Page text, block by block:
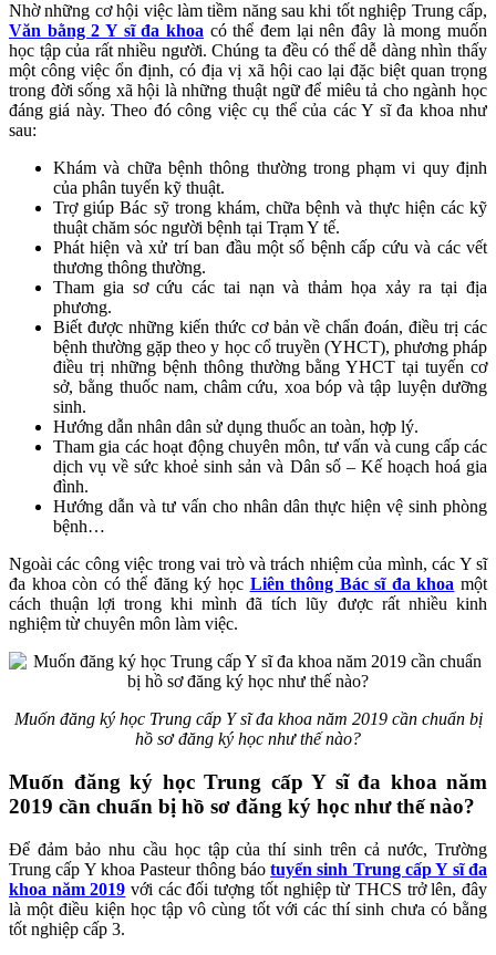
Nhờ những cơ hội việc làm tiềm năng sau khi tốt nghiệp Trung cấp,
Văn bằng 2 Y sĩ đa khoa có thể đem lại nên đây là mong muốn
học tập của rất nhiều người. Chúng ta đều có thể dễ dàng nhìn thấy
một công việc ổn định, có địa vị xã hội cao lại đặc biệt quan trọng
trong đời sống xã hội là những thuật ngữ để miêu tả cho ngành học
đáng giá này. Theo đó công việc cụ thể của các Y sĩ đa khoa như
sau:
Khám và chữa bệnh thông thường trong phạm vi quy định
của phân tuyến kỹ thuật.
Trợ giúp Bác sỹ trong khám, chữa bệnh và thực hiện các kỹ
thuật chăm sóc người bệnh tại Trạm Y tế.
Phát hiện và xử trí ban đầu một số bệnh cấp cứu và các vết
thương thông thường.
Tham gia sơ cứu các tai nạn và thảm họa xảy ra tại địa
phương.
Biết được những kiến thức cơ bản về chẩn đoán, điều trị các
bệnh thường gặp theo y học cổ truyền (YHCT), phương pháp
điều trị những bệnh thông thường bằng YHCT tại tuyến cơ
sở, bằng thuốc nam, châm cứu, xoa bóp và tập luyện dưỡng
sinh.
Hướng dẫn nhân dân sử dụng thuốc an toàn, hợp lý.
Tham gia các hoạt động chuyên môn, tư vấn và cung cấp các
dịch vụ về sức khoẻ sinh sản và Dân số – Kế hoạch hoá gia
đình.
Hướng dẫn và tư vấn cho nhân dân thực hiện vệ sinh phòng
bệnh…
Ngoài các công việc trong vai trò và trách nhiệm của mình, các Y sĩ
đa khoa còn có thể đăng ký học Liên thông Bác sĩ đa khoa một
cách thuận lợi trong khi mình đã tích lũy được rất nhiều kinh
nghiệm từ chuyên môn làm việc.
Muốn đăng ký học Trung cấp Y sĩ đa khoa năm 2019 cần chuẩn bị
hồ sơ đăng ký học như thế nào?
Muốn đăng ký học Trung cấp Y sĩ đa khoa năm
2019 cần chuẩn bị hồ sơ đăng ký học như thế nào?
Để đảm bảo nhu cầu học tập của thí sinh trên cả nước, Trường
Trung cấp Y khoa Pasteur thông báotuyển sinh Trung cấp Y sĩ đa
khoa năm 2019 với các đối tượng tốt nghiệp từ THCS trở lên, đây
là một điều kiện học tập vô cùng tốt với các thí sinh chưa có bằng
tốt nghiệp cấp 3.